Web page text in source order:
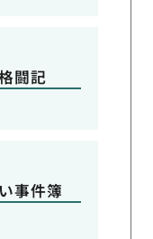
闘記
事件簿